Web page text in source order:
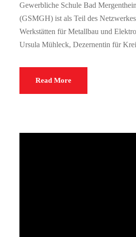
Gewerbliche Schule Bad
(GSMGH) ist als Teil des
Werkstätten für Metallbau und
Ursula Mühleck, Dezernentin für
Read More